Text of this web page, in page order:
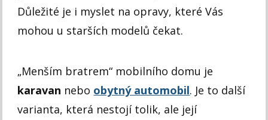
Důležité je i myslet na opravy, které Vás
mohou u starších modelů čekat.
„Menším bratrem“ mobilního domu je
karavan nebo obytný automobil. Je to další
varianta, která nestojí tolik, ale její